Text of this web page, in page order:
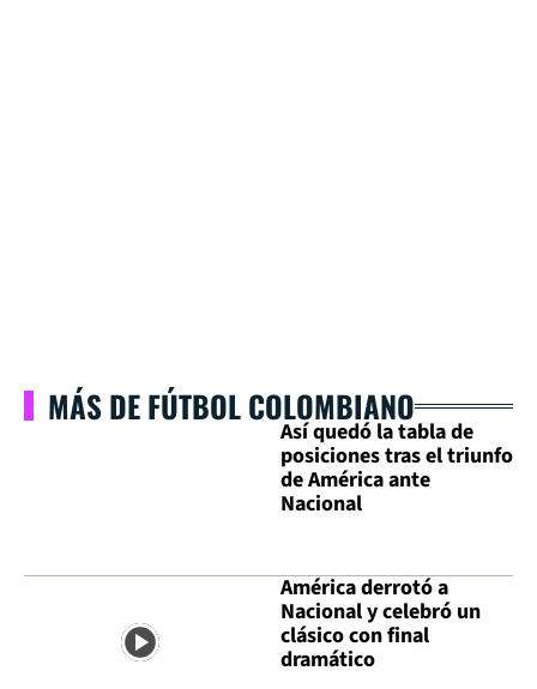
MÁS DE FÚTBOL COLOMBIANO
Así quedó la tabla de
posiciones tras el triunfo
de América ante
Nacional
América derrotó a
Nacional y celebró un
clásico con final
dramático